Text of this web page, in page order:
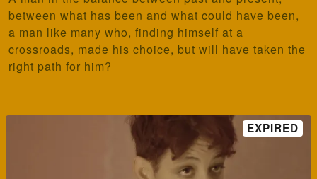
between what has been and what could have been,
a man like many who, finding himself at a
crossroads, made his choice, but will have taken the
right path for him?